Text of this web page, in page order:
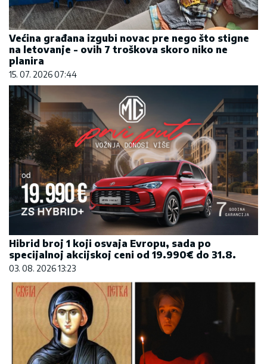
Većina građana izgubi novac pre nego što stigne
na letovanje - ovih 7 troškova skoro niko ne
planira
15. 07. 2026 07:44
Hibrid broj 1 koji osvaja Evropu, sada po
specijalnoj akcijskoj ceni od 19.990€ do 31.8.
03. 08. 2026 13:23